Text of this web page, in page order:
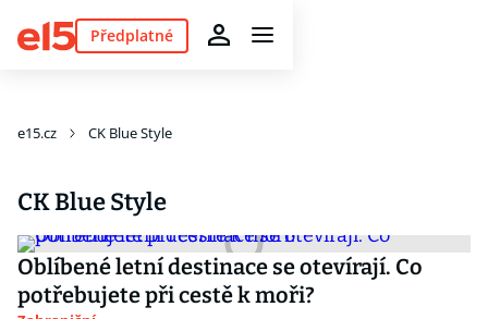
Předplatné
e15.cz CK Blue Style
CK Blue Style
Oblíbené letní destinace se otevírají. Co
potřebujete při cestě k moři?